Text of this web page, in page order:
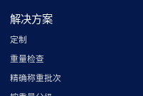
解决方案
定制
重量检查
精确称重批次